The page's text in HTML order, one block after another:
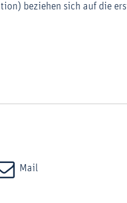
beziehen sich auf die
Mail